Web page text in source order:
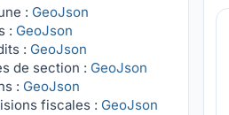
: GeoJson
: GeoJson
: GeoJson
de section : GeoJson
: GeoJson
fiscales : GeoJson